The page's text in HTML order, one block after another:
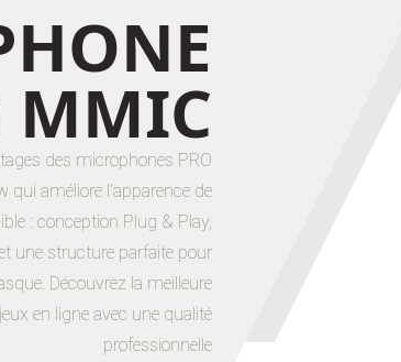
MMIC
des microphones PRO
qui améliore l'apparence de
: conception Plug & Play,
une structure parfaite pour
Découvrez la meilleure
en ligne avec une qualité
professionnelle